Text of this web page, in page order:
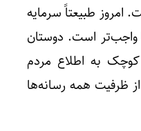
امروز طبیعتاً سرمایه
واجب‌تر است. دوستان
به اطلاع مردم
ظرفیت همه رسانه‌ها